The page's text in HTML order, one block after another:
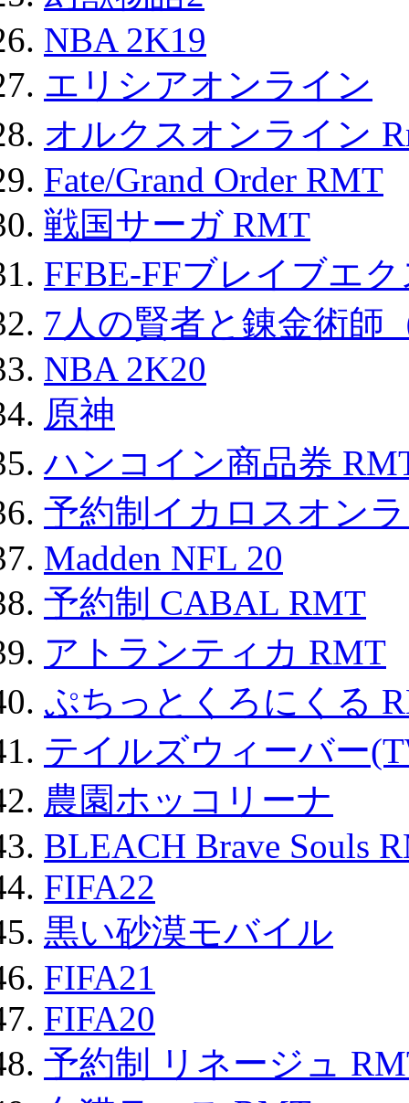
NBA 2K19
エリシアオンライン
オルクスオンライン
Fate/Grand Order RMT
戦国サーガ RMT
FFBE-FFブレイブエ
7人の賢者と錬金術師
NBA 2K20
原神
ハンコイン商品券
予約制イカロスオン
Madden NFL 20
予約制 CABAL RMT
アトランティカ RMT
ぷちっとくろにくる
テイルズウィーバー
農園ホッコリーナ
BLEACH Brave Souls
FIFA22
黒い砂漠モバイル
FIFA21
FIFA20
予約制 リネージュ